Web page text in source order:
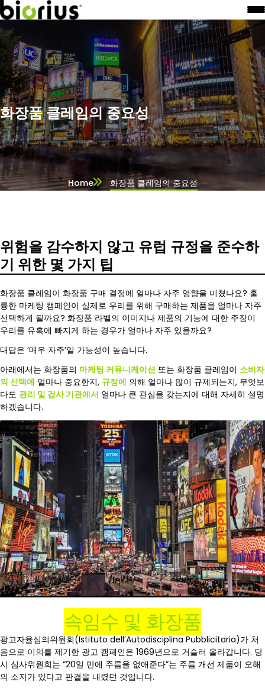
화장품 클레임의 중요성
Home 화장품 클레임의 중요성
위험을 감수하지 않고 유럽 규정을 준수하
기 위한 몇 가지 팁
화장품 클레임이 화장품 구매 결정에 얼마나 자주 영향을 미쳤나요? 훌
륭한 마케팅 캠페인이 실제로 우리를 위해 구매하는 제품을 얼마나 자주
선택하게 될까요? 화장품 라벨의 이미지나 제품의 기능에 대한 주장이
우리를 유혹에 빠지게 하는 경우가 얼마나 자주 있을까요?
대답은 ‘매우 자주’일 가능성이 높습니다.
아래에서는 화장품의 마케팅 커뮤니케이션 또는 화장품 클레임이 소비자
의 선택에 얼마나 중요한지, 규정에 의해 얼마나 많이 규제되는지, 무엇보
다도 관리 및 검사 기관에서 얼마나 큰 관심을 갖는지에 대해 자세히 설명
하겠습니다.
속임수 및 화장품
광고자율심의위원회(Istituto dell’Autodisciplina Pubblicitaria)가 처
음으로 이의를 제기한 광고 캠페인은 1969년으로 거슬러 올라갑니다. 당
시 심사위원회는 “20일 만에 주름을 없애준다”는 주름 개선 제품이 오해
의 소지가 있다고 판결을 내렸던 것입니다.